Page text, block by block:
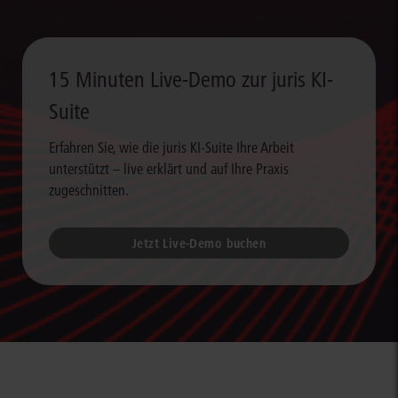
15 Minuten Live-Demo zur juris KI-
Suite
Erfahren Sie, wie die juris KI-Suite Ihre Arbeit
unterstützt – live erklärt und auf Ihre Praxis
zugeschnitten.
Jetzt Live-Demo buchen